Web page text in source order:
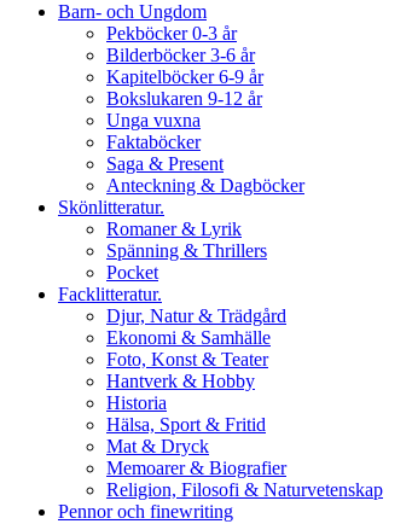
Barn- och Ungdom
Pekböcker 0-3 år
Bilderböcker 3-6 år
Kapitelböcker 6-9 år
Bokslukaren 9-12 år
Unga vuxna
Faktaböcker
Saga & Present
Anteckning & Dagböcker
Skönlitteratur.
Romaner & Lyrik
Spänning & Thrillers
Pocket
Facklitteratur.
Djur, Natur & Trädgård
Ekonomi & Samhälle
Foto, Konst & Teater
Hantverk & Hobby
Historia
Hälsa, Sport & Fritid
Mat & Dryck
Memoarer & Biografier
Religion, Filosofi & Naturvetenskap
Pennor och finewriting